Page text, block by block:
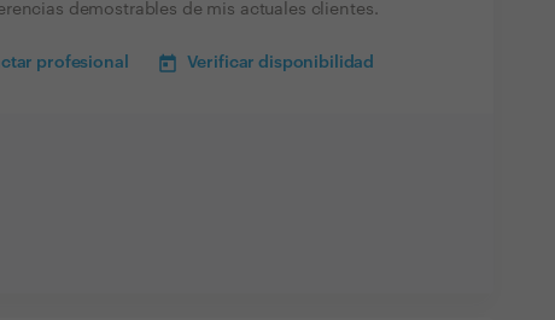
demostrables de mis actuales clientes.
profesional Verificar disponibilidad